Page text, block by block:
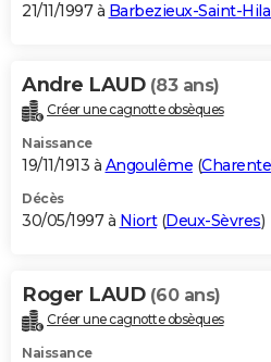
21/11/1997 à Barbezieux-Saint-
Andre LAUD (83 ans)
Créer une cagnotte obsèques
Naissance
19/11/1913 à Angoulême (Charente
Décès
30/05/1997 à Niort(Deux-Sèvres)
Roger LAUD (60 ans)
Créer une cagnotte obsèques
Naissance